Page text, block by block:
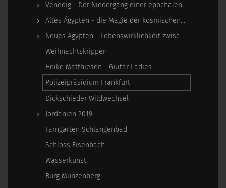
Venedig - Der Niedergang einer epochalen Macht
Altes Ägypten - die Magie der kosmischen…
Neues Ägypten - Lebenswirklichkeit zwischen…
Weihnachtskrippen
Heike Matthiesen - Guitar Ladies
Polizeipräsidium Frankfurt
Dickschieder Wildwechsel
Jordanien 2019
Farngarten Schlangenbad
Schloss Eisenbach
Wasserkunst
Burg Münzenberg